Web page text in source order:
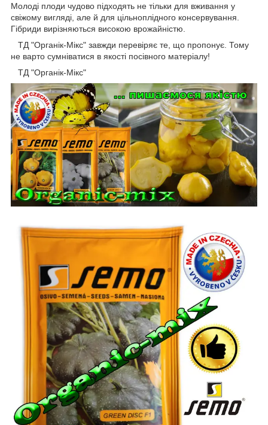
Молоді плоди чудово підходять не тільки для вживання у
свіжому вигляді, але й для цільноплідного консервування.
Гібриди вирізняються високою врожайністю.
ТД "Органік-Мікс" завжди перевіряє те, що пропонує. Тому
не варто сумніватися в якості посівного матеріалу!
ТД "Органік-Мікс"